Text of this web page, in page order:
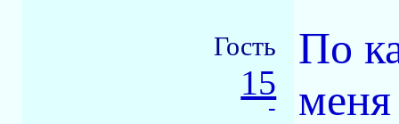
Гость
15
-
По